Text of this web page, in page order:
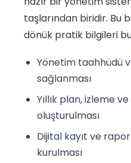
taşlarından biridir. Bu
dönük pratik bilgileri
Yönetim taahhüdü
sağlanması
Yıllık plan, izleme
oluşturulması
Dijital kayıt ve
kurulması